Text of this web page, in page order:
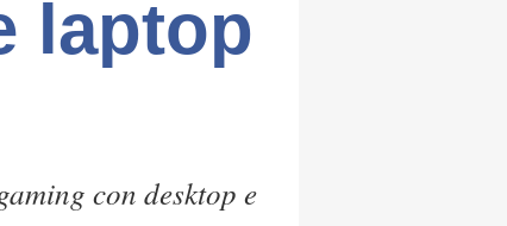
laptop
con desktop e